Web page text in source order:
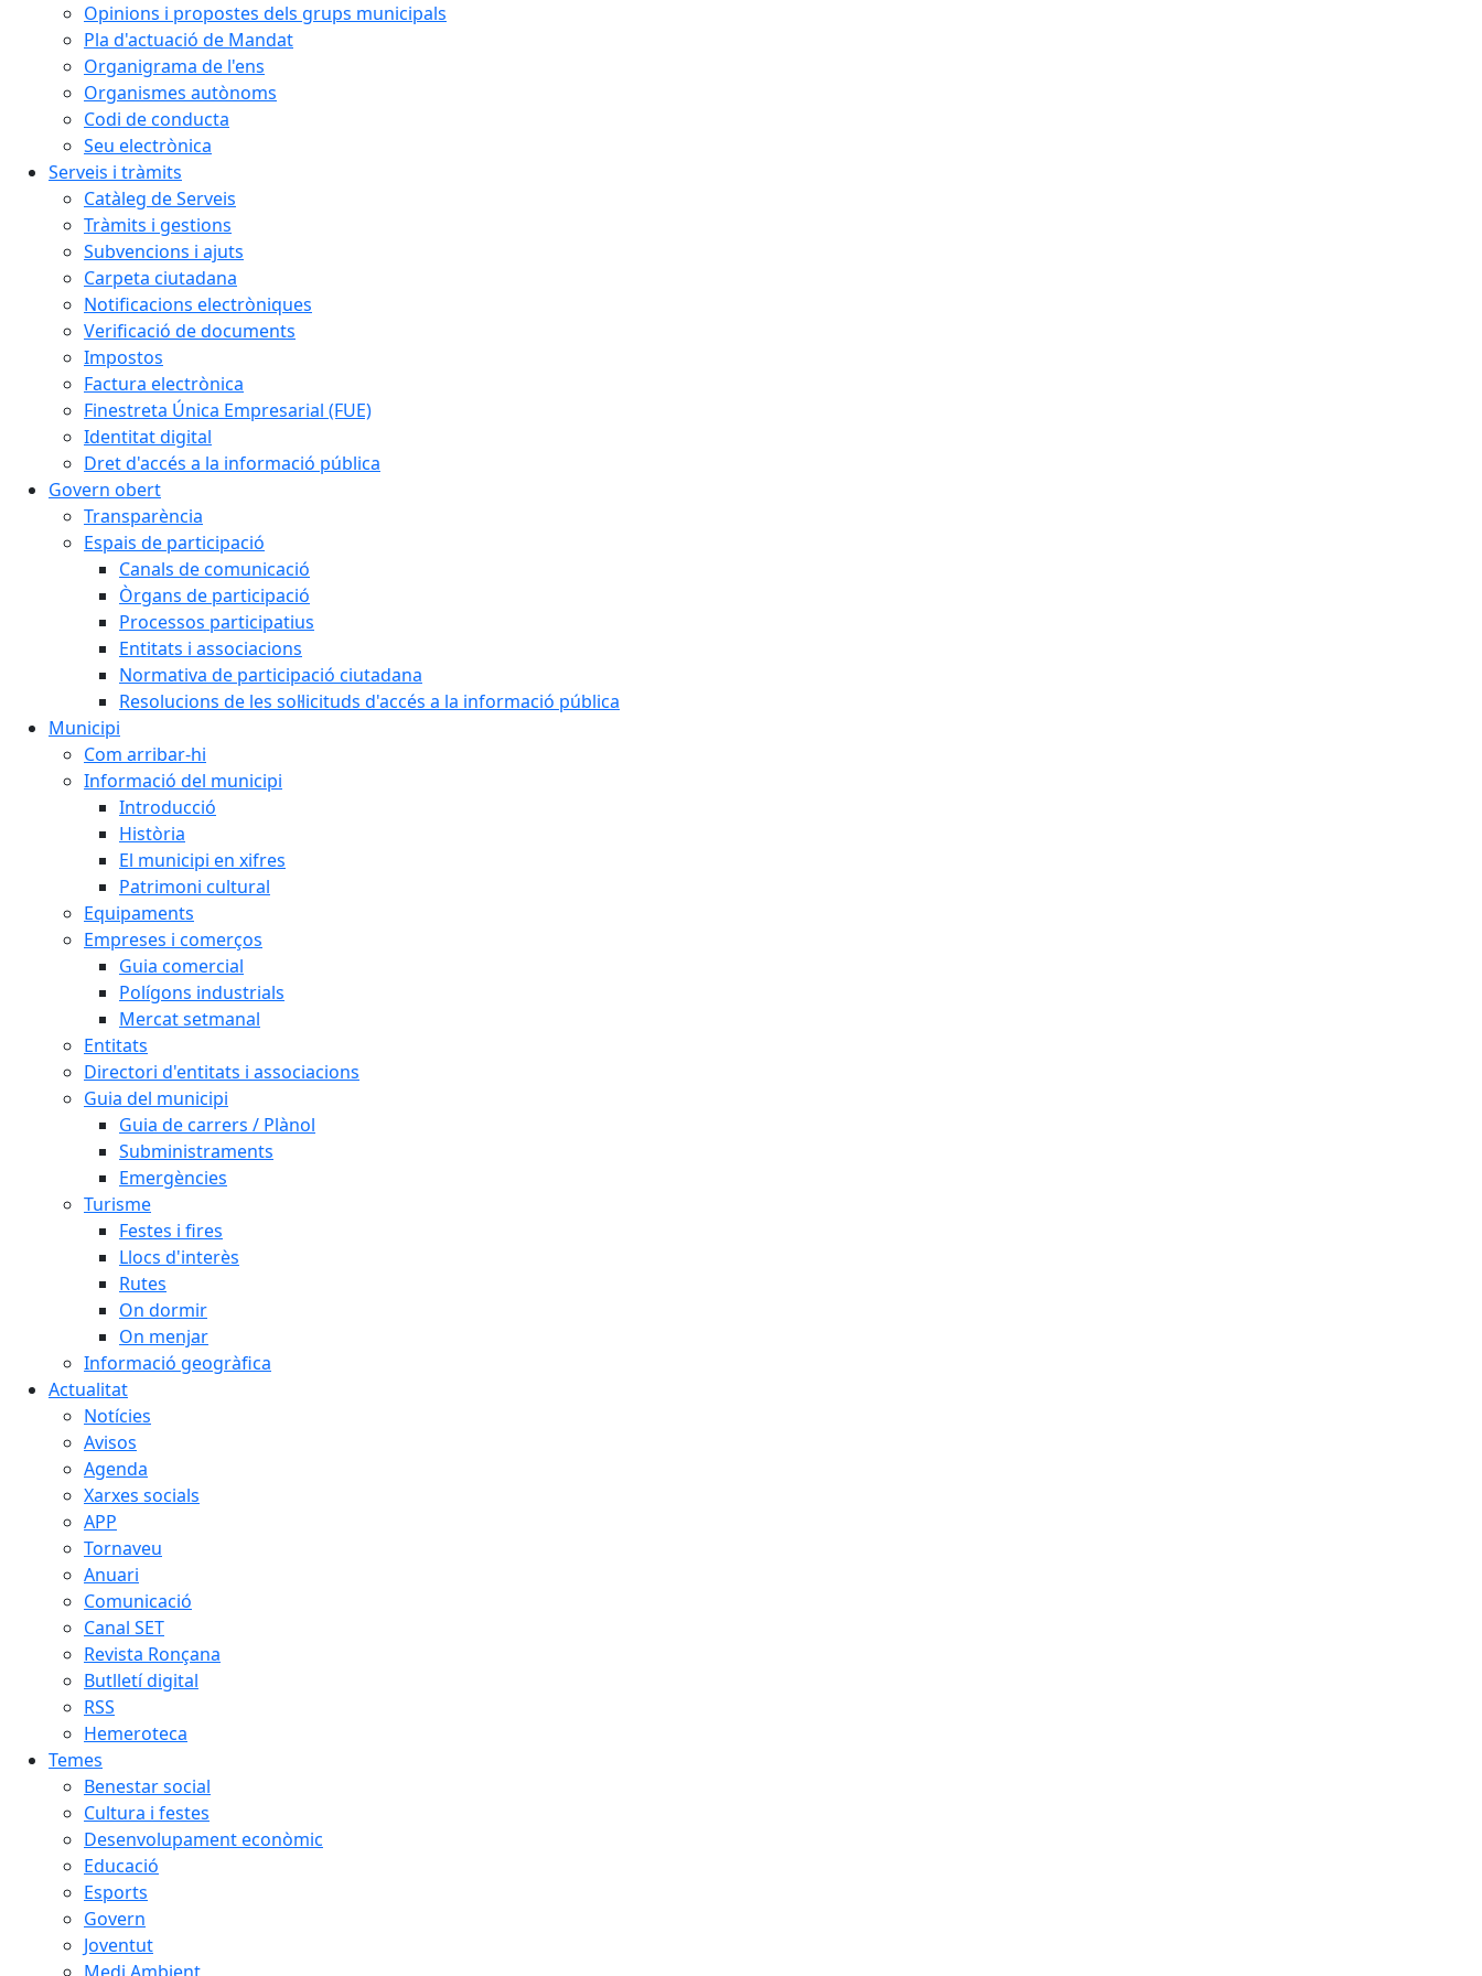
Opinions i propostes dels grups municipals
Pla d'actuació de Mandat
Organigrama de l'ens
Organismes autònoms
Codi de conducta
Seu electrònica
Serveis i tràmits
Catàleg de Serveis
Tràmits i gestions
Subvencions i ajuts
Carpeta ciutadana
Notificacions electròniques
Verificació de documents
Impostos
Factura electrònica
Finestreta Única Empresarial (FUE)
Identitat digital
Dret d'accés a la informació pública
Govern obert
Transparència
Espais de participació
Canals de comunicació
Òrgans de participació
Processos participatius
Entitats i associacions
Normativa de participació ciutadana
Resolucions de les sol·licituds d'accés a la informació pública
Municipi
Com arribar-hi
Informació del municipi
Introducció
Història
El municipi en xifres
Patrimoni cultural
Equipaments
Empreses i comerços
Guia comercial
Polígons industrials
Mercat setmanal
Entitats
Directori d'entitats i associacions
Guia del municipi
Guia de carrers / Plànol
Subministraments
Emergències
Turisme
Festes i fires
Llocs d'interès
Rutes
On dormir
On menjar
Informació geogràfica
Actualitat
Notícies
Avisos
Agenda
Xarxes socials
APP
Tornaveu
Anuari
Comunicació
Canal SET
Revista Ronçana
Butlletí digital
RSS
Hemeroteca
Temes
Benestar social
Cultura i festes
Desenvolupament econòmic
Educació
Esports
Govern
Joventut